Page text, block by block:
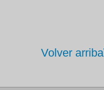
Volver arriba